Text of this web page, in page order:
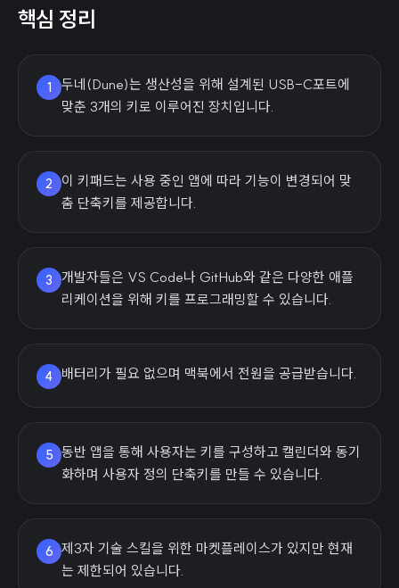
핵심 정리
1
두네(Dune)는 생산성을 위해 설계된 USB-C포트에
맞춘 3개의 키로 이루어진 장치입니다.
2
이 키패드는 사용 중인 앱에 따라 기능이 변경되어 맞
춤 단축키를 제공합니다.
3
개발자들은 VS Code나 GitHub와 같은 다양한 애플
리케이션을 위해 키를 프로그래밍할 수 있습니다.
4 배터리가 필요 없으며 맥북에서 전원을 공급받습니다.
5 동반 앱을 통해 사용자는 키를 구성하고 캘린더와 동기
화하며 사용자 정의 단축키를 만들 수 있습니다.
6 제3자 기술 스킬을 위한 마켓플레이스가 있지만 현재
는 제한되어 있습니다.